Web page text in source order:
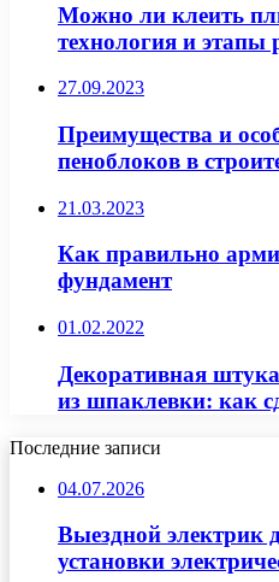
Можно ли клеить
технология и этапы
27.09.2023
Преимущества и
пеноблоков в
21.03.2023
Как правильно
фундамент
01.02.2022
Декоративная
из шпаклевки: как
Последние записи
04.07.2026
Выездной электрик
установки